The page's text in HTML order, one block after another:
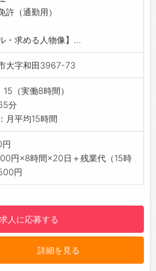
チからお任せします。
くださいね。
援制度◎】
通信教育 合格時費用の全額補助
資格受験費用全額補助あり
下、安全靴
社員より（施工管理/2022入社女
常駐し、工事が予定通り進むよう
がら、現場で働く職人さんが仕事
をつくる現場管理をしています。
やりがい
なりに頑張った仕事に対して、職
イント♪】
があるので安心スタート♪
コツコツ取り組めるシンプル作
ずっと立ちっぱなしではない為、
軽減できます！
日！
ュするための時間もしっかり確保
プライベートも充実♪
かり♪】
午後と休憩がある為、メリハリ付
出来ます◎
15分の休憩があります！
許（通勤用）
・求める人物像】...
大字和田3967-73
（実働8時間）
分
月平均15時間
円
円×8時間×20日＋残業代（15時
円
人に応募する
詳細を見る